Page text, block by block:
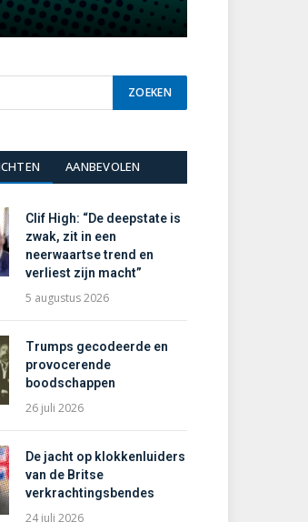
AANBEVOLEN
Clif High: “De deepstate is
zwak, zit in een
neerwaartse trend en
verliest zijn macht”
5 augustus 2026
Trumps gecodeerde en
provocerende
boodschappen
26 juli 2026
De jacht op klokkenluiders
van de Britse
verkrachtingsbendes
24 juli 2026